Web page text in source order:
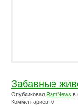
Забавные
Опубликовал RamNews в
Комментариев: 0